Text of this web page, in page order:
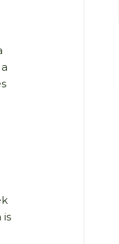
is